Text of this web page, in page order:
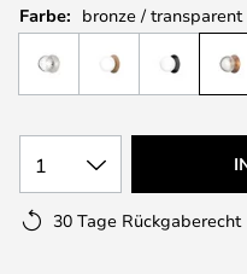
Farbe: bronze / transparent
1
30 Tage Rückgaberecht